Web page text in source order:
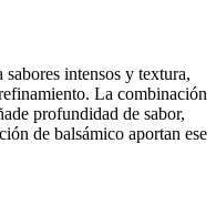
intensos y textura,
La combinación
profundidad de sabor,
de balsámico aportan ese